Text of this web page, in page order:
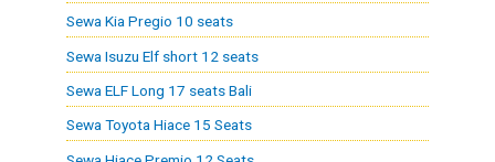
Sewa Kia Pregio 10 seats
Sewa Isuzu Elf short 12 seats
Sewa ELF Long 17 seats Bali
Sewa Toyota Hiace 15 Seats